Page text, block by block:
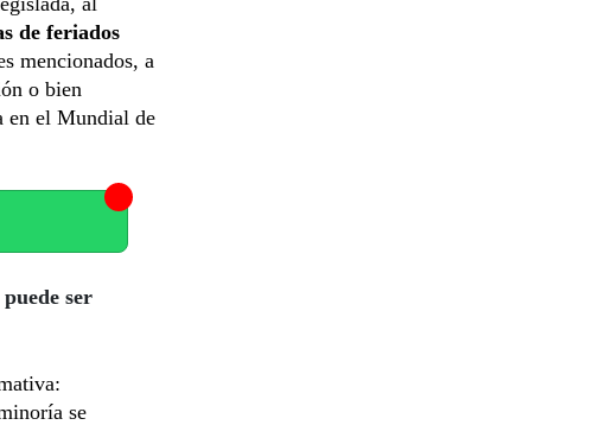
de feriados
mencionados, a
o bien
en el Mundial de
ser
se